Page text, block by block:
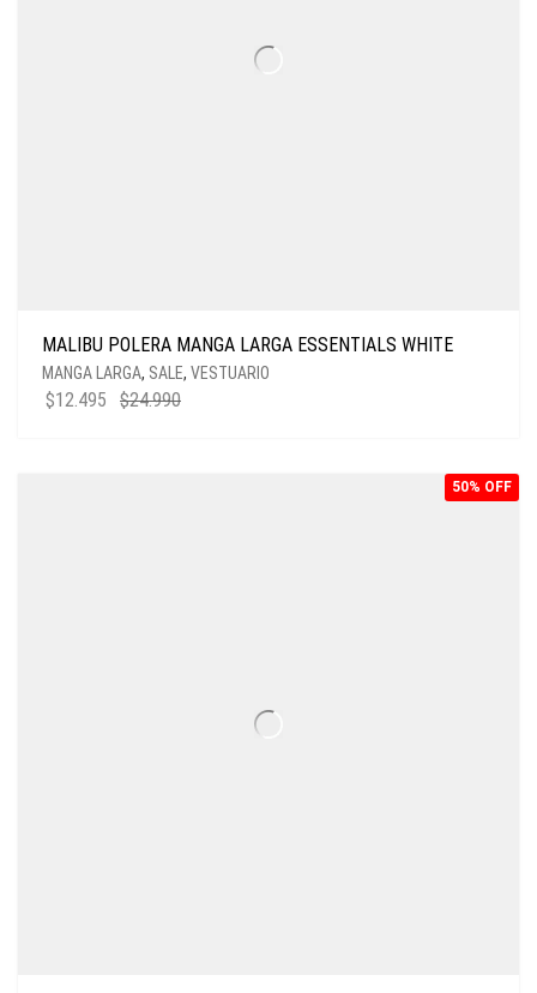
MALIBU POLERA MANGA LARGA ESSENTIALS WHITE
MANGA LARGA, SALE, VESTUARIO
$24.990
$12.495
50% OFF